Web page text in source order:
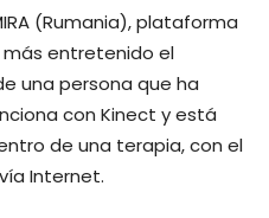
(Rumania), plataforma
entretenido el
una persona que ha
con Kinect y está
de una terapia, con el
Internet.